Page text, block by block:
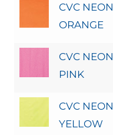
CVC NEON
ORANGE
CVC NEON
PINK
CVC NEON
YELLOW